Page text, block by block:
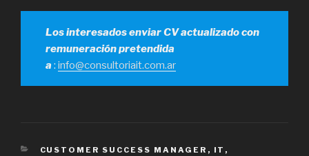
Los interesados enviar CV actualizado con
remuneración pretendida
a: info@consultoriait.com.ar
CATEGORÍAS
CUSTOMER SUCCESS MANAGER , IT ,